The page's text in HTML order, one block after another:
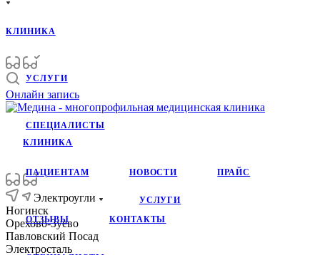
КЛИНИКА
УСЛУГИ
СПЕЦИАЛИСТЫ
ПАЦИЕНТАМ НОВОСТИ ПРАЙС
ОТЗЫВЫ КОНТАКТЫ
Онлайн запись
КЛИНИКА
УСЛУГИ
Электроугли
Ногинск
Орехово-Зуево
Павловский Посад
Электросталь